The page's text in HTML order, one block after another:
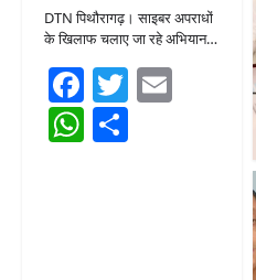
DTN पिथौरागढ़। साइबर अपराधों
के खिलाफ चलाए जा रहे अभियान…
Facebook
TwitterEmail
WhatsApp